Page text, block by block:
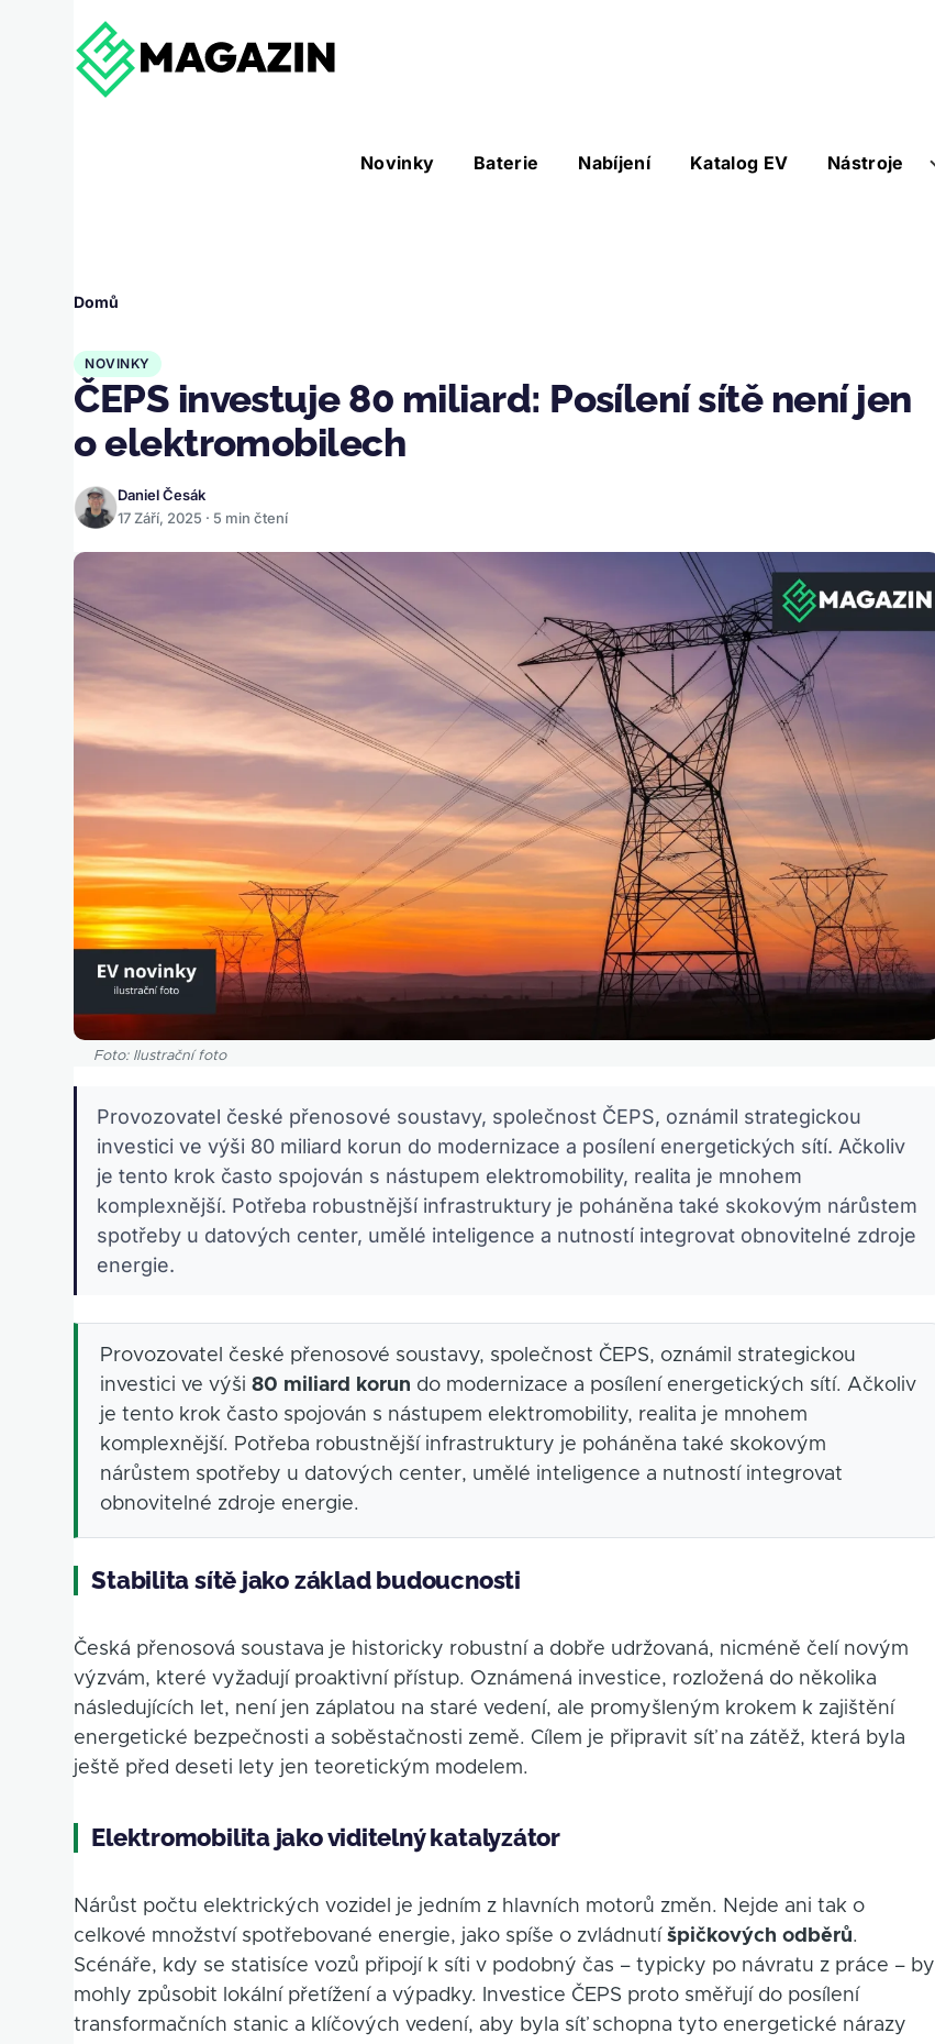
Hlavní
Novinky Baterie Nabíjení Katalog EV Nástroje
Nástroje sub-navigation
Drobečková
navigace
Domů
NOVINKY
ČEPS investuje 80 miliard: Posílení sítě není jen
o elektromobilech
Daniel Česák
17 Září, 2025 · 5 min čtení
Foto: Ilustrační foto
Provozovatel české přenosové soustavy, společnost ČEPS, oznámil strategickou
investici ve výši 80 miliard korun do modernizace a posílení energetických sítí. Ačkoliv
je tento krok často spojován s nástupem elektromobility, realita je mnohem
komplexnější. Potřeba robustnější infrastruktury je poháněna také skokovým nárůstem
spotřeby u datových center, umělé inteligence a nutností integrovat obnovitelné zdroje
energie.
Provozovatel české přenosové soustavy, společnost ČEPS, oznámil strategickou
investici ve výši80 miliard korun do modernizace a posílení energetických sítí. Ačkoliv
je tento krok často spojován s nástupem elektromobility, realita je mnohem
komplexnější. Potřeba robustnější infrastruktury je poháněna také skokovým
nárůstem spotřeby u datových center, umělé inteligence a nutností integrovat
obnovitelné zdroje energie.
Stabilita sítě jako základ budoucnosti
Česká přenosová soustava je historicky robustní a dobře udržovaná, nicméně čelí novým
výzvám, které vyžadují proaktivní přístup. Oznámená investice, rozložená do několika
následujících let, není jen záplatou na staré vedení, ale promyšleným krokem k zajištění
energetické bezpečnosti a soběstačnosti země. Cílem je připravit síť na zátěž, která byla
ještě před deseti lety jen teoretickým modelem.
Elektromobilita jako viditelný katalyzátor
Nárůst počtu elektrických vozidel je jedním z hlavních motorů změn. Nejde ani tak o
celkové množství spotřebované energie, jako spíše o zvládnutíšpičkových odběrů.
Scénáře, kdy se statisíce vozů připojí k síti v podobný čas – typicky po návratu z práce – by
mohly způsobit lokální přetížení a výpadky. Investice ČEPS proto směřují do posílení
transformačních stanic a klíčových vedení, aby byla síť schopna tyto energetické nárazy